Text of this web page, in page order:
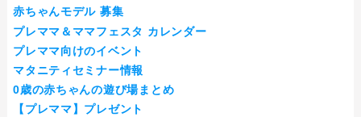
赤ちゃんモデル 募集
プレママ＆ママフェスタ カレンダー
プレママ向けのイベント
マタニティセミナー情報
0歳の赤ちゃんの遊び場まとめ
【プレママ】プレゼント